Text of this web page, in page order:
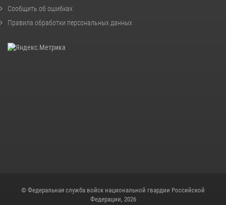
Сообщить об ошибках
Правила обработки персональных данных
© Федеральная служба войск национальной гвардии Российской
Федерации, 2026